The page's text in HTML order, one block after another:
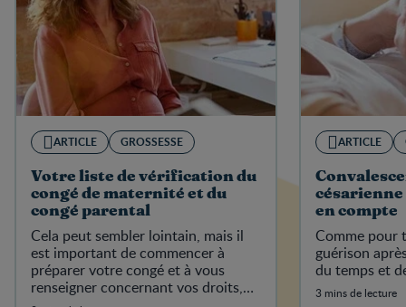
ARTICLE GROSSESSE
Votre liste de vérification du
congé de maternité et du
congé parental
Cela peut sembler lointain, mais il
est important de commencer à
préparer votre congé et à vous
renseigner concernant vos droits,
ARTICLE
en compte
Comme pour
guérison
du temps et
3 mins de lecture